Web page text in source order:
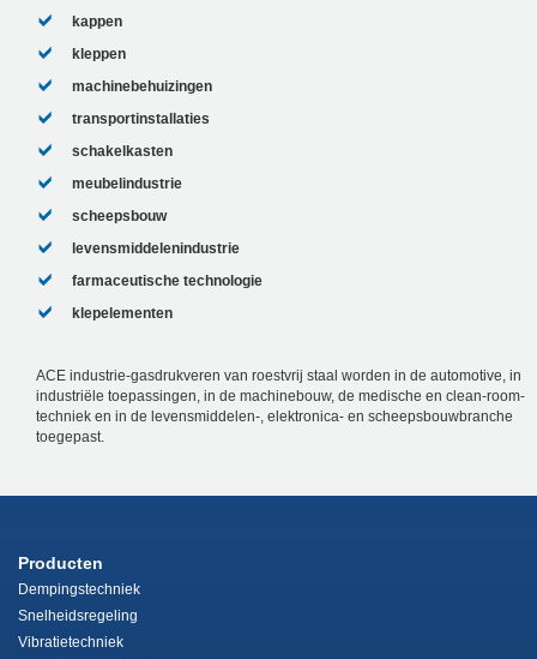
kappen
kleppen
machinebehuizingen
transportinstallaties
schakelkasten
meubelindustrie
scheepsbouw
levensmiddelenindustrie
farmaceutische technologie
klepelementen
ACE industrie-gasdrukveren van roestvrij staal worden in de automotive, in
industriële toepassingen, in de machinebouw, de medische en clean-room-
techniek en in de levensmiddelen-, elektronica- en scheepsbouwbranche
toegepast.
Producten
Dempingstechniek
Snelheidsregeling
Vibratietechniek